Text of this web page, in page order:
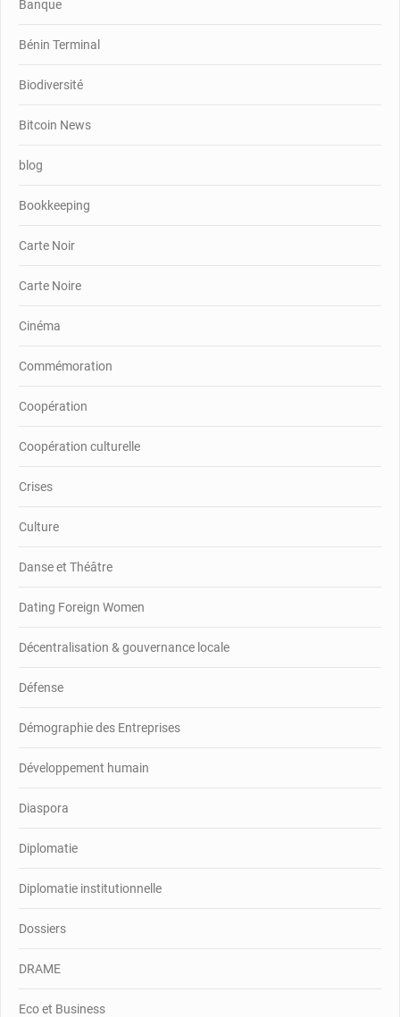
Banque
Bénin Terminal
Biodiversité
Bitcoin News
blog
Bookkeeping
Carte Noir
Carte Noire
Cinéma
Commémoration
Coopération
Coopération culturelle
Crises
Culture
Danse et Théâtre
Dating Foreign Women
Décentralisation & gouvernance locale
Défense
Démographie des Entreprises
Développement humain
Diaspora
Diplomatie
Diplomatie institutionnelle
Dossiers
DRAME
Eco et Business